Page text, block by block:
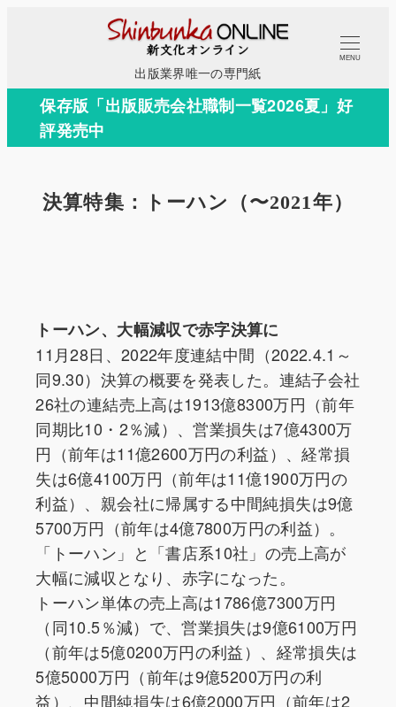
コ
テ
出版業界唯一の専門紙
MENU
保存版「出版販売会社職制一覧2026夏」好
評発売中
決算特集：トーハン（〜2021年）
トーハン、大幅減収で赤字決算に
11月28日、2022年度連結中間（2022.4.1～
同9.30）決算の概要を発表した。連結子会社
26社の連結売上高は1913億8300万円（前年
同期比10・2％減）、営業損失は7億4300万
円（前年は11億2600万円の利益）、経常損
失は6億4100万円（前年は11億1900万円の
利益）、親会社に帰属する中間純損失は9億
5700万円（前年は4億7800万円の利益）。
「トーハン」と「書店系10社」の売上高が
大幅に減収となり、赤字になった。
トーハン単体の売上高は1786億7300万円
（同10.5％減）で、営業損失は9億6100万円
（前年は5億0200万円の利益）、経常損失は
5億5000万円（前年は9億5200万円の利
益）、中間純損失は6億2000万円（前年は2